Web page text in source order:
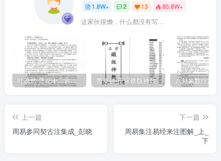
1.8W+ 2 13 85.8W+
这家伙很懒，什么都没有写...
叶茂然-莲花十二宫佛家奇门面授及答疑 曹展硕-正宗铁版神数
上一篇
周易参同契古注集成_彭晓
下一篇
周易集注易经来注图解_上_
下